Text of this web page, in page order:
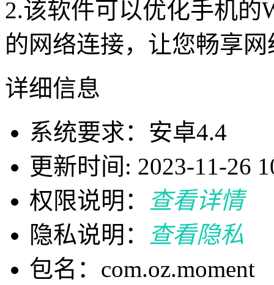
2.该软件可以优化手机
的网络连接，让您畅享
详细信息
系统要求：安卓4.4
更新时间: 2023-11-26
权限说明：
查看详情
隐私说明：
查看隐私
包名：com.oz.moment